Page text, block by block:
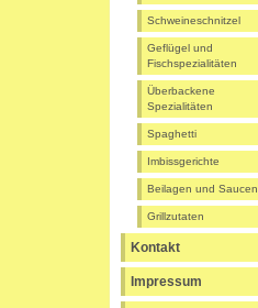
Schweineschnitzel
Geflügel und
Fischspezialitäten
Überbackene
Spezialitäten
Spaghetti
Imbissgerichte
Beilagen und Saucen
Grillzutaten
Kontakt
Impressum